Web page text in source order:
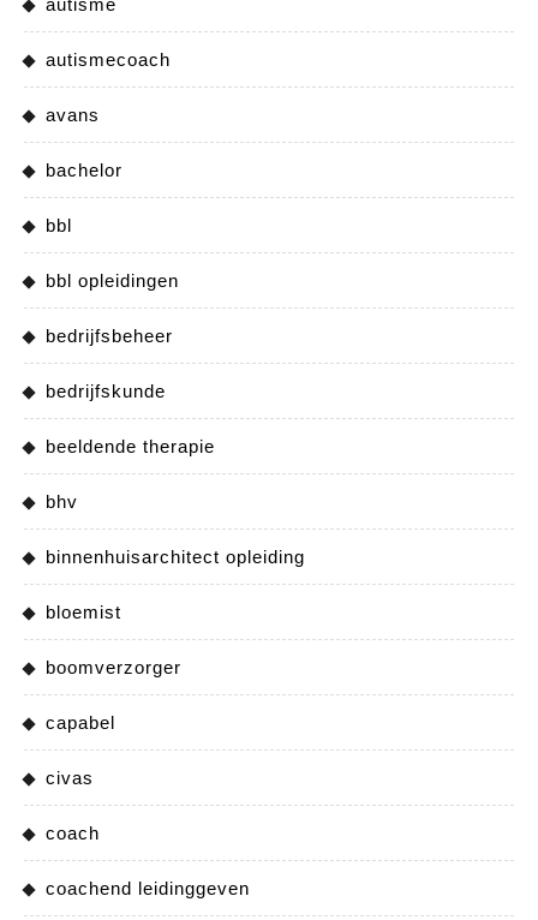
autismecoach
avans
bachelor
bbl
bbl opleidingen
bedrijfsbeheer
bedrijfskunde
beeldende therapie
bhv
binnenhuisarchitect opleiding
bloemist
boomverzorger
capabel
civas
coach
coachend leidinggeven